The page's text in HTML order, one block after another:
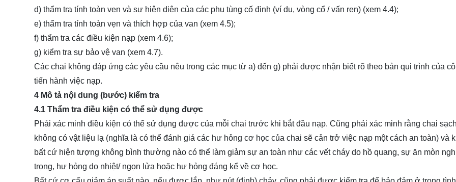
d) thẩm tra tính toàn vẹn và sự hiện diện của các phụ tùng cố định (ví dụ, vòng cổ / vấn ren) (xem 4.4);
e) thẩm tra tính toàn vẹn và thích hợp của van (xem 4.5);
f) thẩm tra các điều kiện nạp (xem 4.6);
g) kiểm tra sự bảo vệ van (xem 4.7).
Các chai không đáp ứng các yêu cầu nêu trong các mục từ a) đến g) phải được nhận biết rõ theo bản qui trình của
tiến hành việc nạp.
4 Mô tả nội dung (bước) kiểm tra
4.1 Thẩm tra điều kiện có thể sử dụng được
Phải xác minh điều kiện có thể sử dụng được của mỗi chai trước khi bắt đầu nạp. Cũng phải xác minh rằng chai
không có vật liệu lạ (nghĩa là có thể đánh giá các hư hỏng cơ học của chai sẽ cản trở việc nạp một cách an toàn) và
bất cứ hiện tượng không bình thường nào có thể làm giảm sự an toàn như các vết cháy do hồ quang, sự ăn mòn
trọng, hư hỏng do nhiệt/ ngọn lửa hoặc hư hỏng đáng kể về cơ học.